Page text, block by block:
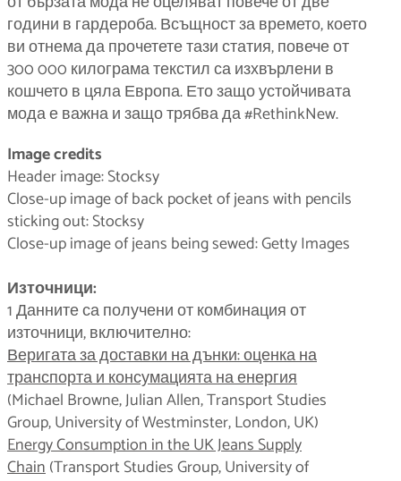
години в гардероба. Всъщност за времето, което
ви отнема да прочетете тази статия, повече от
300 000 килограма текстил са изхвърлени в
кошчето в цяла Европа. Ето защо устойчивата
мода е важна и защо трябва да #RethinkNew.
Image credits
Header image: Stocksy
Close-up image of back pocket of jeans with pencils
sticking out: Stocksy
Close-up image of jeans being sewed: Getty Images
Източници:
1 Данните са получени от комбинация от
източници, включително:
Веригата за доставки на дънки: оценка на
транспорта и консумацията на енергия
(Michael Browne, Julian Allen, Transport Studies
Group, University of Westminster, London, UK)
Energy Consumption in the UK Jeans Supply
Chain(Transport Studies Group, University of